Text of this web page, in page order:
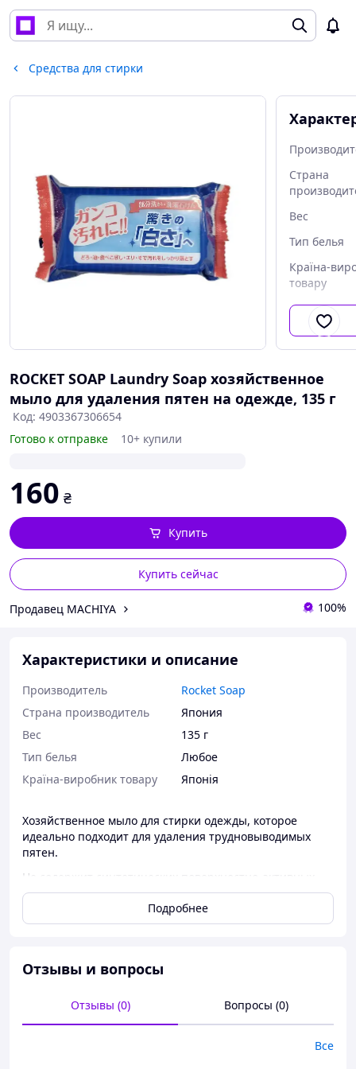
Средства для стирки
Страна
Вес
Тип белья
Країна-
товару
ROCKET SOAP Laundry Soap хозяйственное
мыло для удаления пятен на одежде, 135 г
Код: 4903367306654
Готово к отправке
10+ купили
160 ₴
Купить сейчас
Купить
Продавец MACHIYA 100%
Характеристики и описание
Производитель
Rocket Soap
Страна производитель
Япония
Вес
135 г
Тип белья
Любое
Країна-виробник товару
Японія
Хозяйственное мыло для стирки одежды, которое
идеально подходит для удаления трудновыводимых
пятен.
Не содержит синтетических поверхностно-активных
веществ, фосфатов и ароматизаторов.
Производитель: Rocket Soap Co., Ltd., JAPAN (ООО «Рокет
Соап», Япония). Произведено в Малайзии.
Смочить нужный участок одежды водой, равномерно
Перед использованием рекомендуется протестировать
Подробнее
Отзывы и вопросы
Отзывы (0) Вопросы (0)
Все